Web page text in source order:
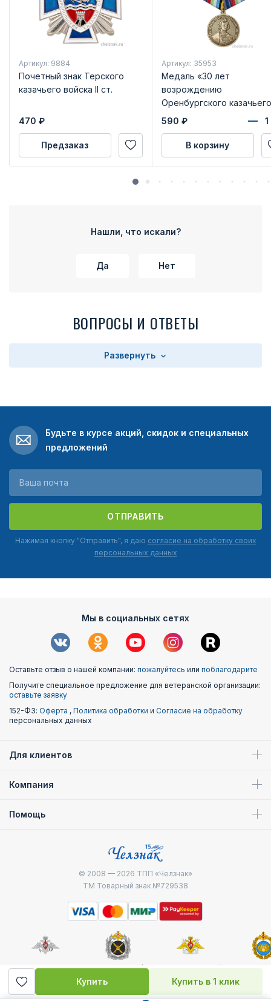
Купить Купить в 1 клик
Артикул: 9884
Почетный знак Терского
казачьего войска II ст.
470 ₽
Предзаказ
Артикул: 35953
Медаль «30 лет
возрождению
Оренбургского казачьего
войска» с бланком
590 ₽
В корзину
Нашли, что искали?
Да Нет
ВОПРОСЫ И ОТВЕТЫ
Развернуть
Будьте в курсе акций, скидок и специальных
предложений
ОТПРАВИТЬ
Нажимая кнопку "Отправить", я даю согласие на обработку своих
персональных данных
Мы в социальных сетях
Оставьте отзыв о нашей компании: пожалуйтесь или поблагодарите
Получите специальное предложение для ветеранской организации:
оставьте заявку
152-ФЗ: Оферта , Политика обработки и Согласие на обработку
персональных данных
Для клиентов
Компания
Помощь
© 2008 — 2026 ТПП «Челзнак»
ТМ Товарный знак №729538
Министерство
Генштаб ВС РФ
Военно-морской
флот
десантные